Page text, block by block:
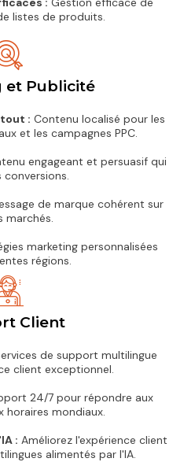
listes de produits.
et Publicité
: Contenu localisé pour les
et les campagnes PPC.
engageant et persuasif qui
conversions.
de marque cohérent sur
marchés.
marketing personnalisées
régions.
Client
de support multilingue
client exceptionnel.
24/7 pour répondre aux
horaires mondiaux.
: Améliorez l'expérience client
alimentés par l'IA.